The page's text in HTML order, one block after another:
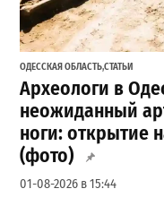
ОДЕССКАЯ ОБЛАСТЬ,СТАТЬИ
Археологи в
неожиданный
ноги: открытие
(фото)
01-08-2026 в 15:44